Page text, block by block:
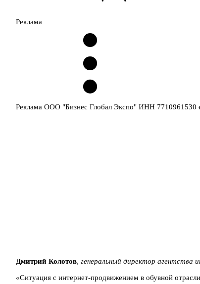
Реклама
Реклама ООО "Бизнес Глобал Экспо" ИНН 7710961530
Дмитрий Колотов, генеральный директор агентства
«Ситуация с интернет-продвижением в обувной